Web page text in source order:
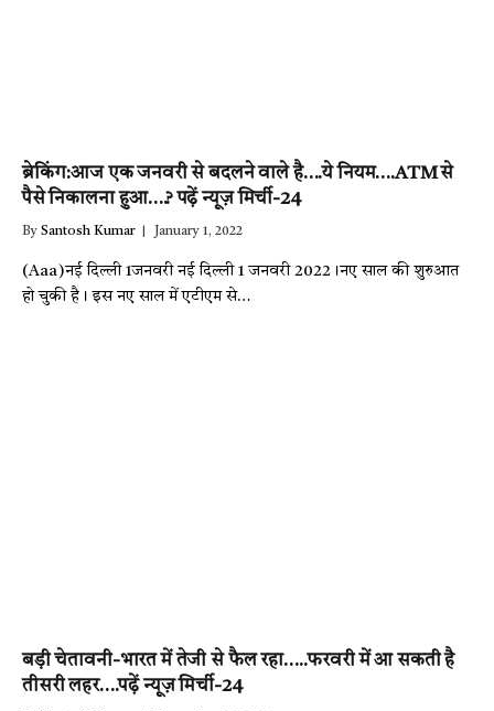
ब्रेकिंग:आज एक जनवरी से बदलने वाले है….ये नियम….ATM से
पैसे निकालना हुआ….? पढ़ें न्यूज़ मिर्ची-24
By Santosh Kumar January 1, 2022
(Aaa)नई दिल्ली 1जनवरी नई दिल्ली 1 जनवरी 2022।नए साल की शुरुआत
हो चुकी है। इस नए साल में एटीएम से…
बड़ी चेतावनी-भारत में तेजी से फैल रहा…..फरवरी में आ सकती है
तीसरी लहर….पढ़ें न्यूज़ मिर्ची-24